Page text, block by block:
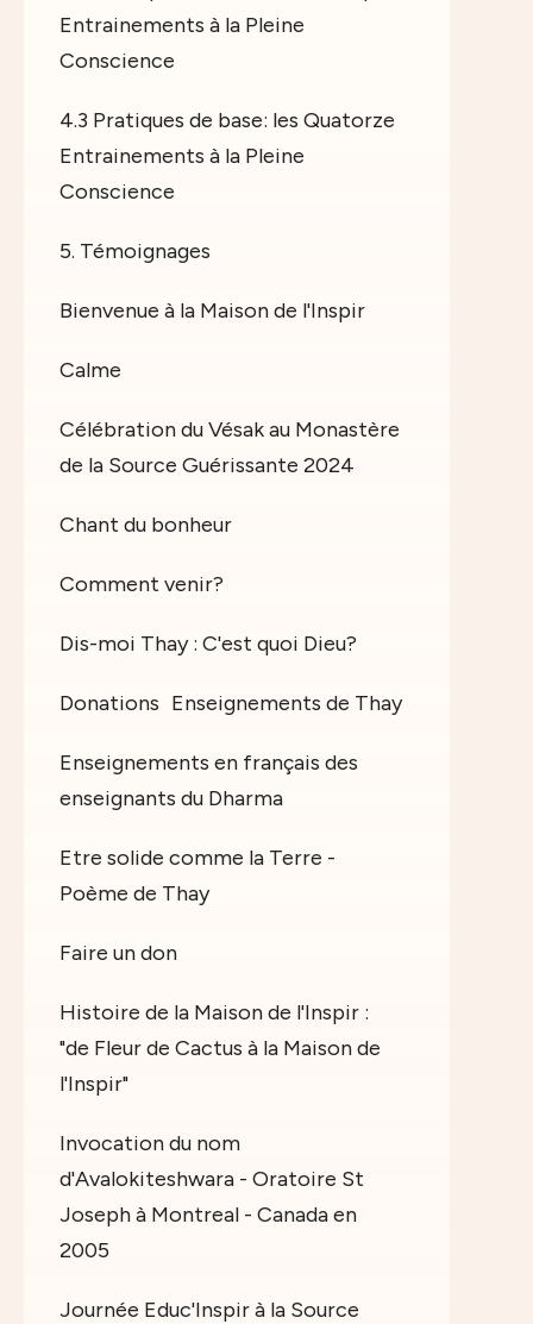
Entrainements à la Pleine
Conscience
4.3 Pratiques de base: les Quatorze
Entrainements à la Pleine
Conscience
5. Témoignages
Bienvenue à la Maison de l'Inspir
Calme
Célébration du Vésak au Monastère
de la Source Guérissante 2024
Chant du bonheur
Comment venir?
Dis-moi Thay : C'est quoi Dieu?
Donations Enseignements de Thay
Enseignements en français des
enseignants du Dharma
Etre solide comme la Terre -
Poème de Thay
Faire un don
Histoire de la Maison de l'Inspir :
"de Fleur de Cactus à la Maison de
l'Inspir"
Invocation du nom
d'Avalokiteshwara - Oratoire St
Joseph à Montreal - Canada en
2005
Journée Educ'Inspir à la Source